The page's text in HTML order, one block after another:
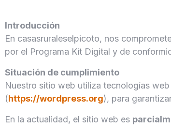
Introducción
En casasruraleselpicoto, nos
por el Programa Kit Digital y de
Situación de cumplimiento
Nuestro sitio web utiliza tecnologías
(https://wordpress.org), para
En la actualidad, el sitio web es